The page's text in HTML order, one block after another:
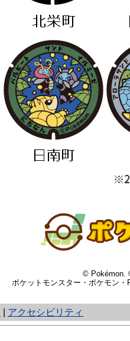
© Pokémon.
ポケットモンスター・ポケモン・
アクセシビリティ